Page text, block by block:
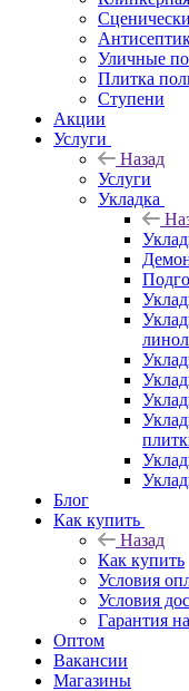
Уличные
Плитка
Ступени
Акции
Услуги
Назад
Услуги
Укладка
Блог
Как купить
Назад
Как купить
Условия
Условия
Гарантия
Оптом
Вакансии
Магазины